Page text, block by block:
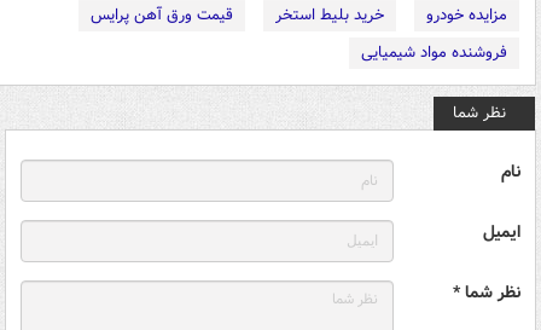
مزایده خودرو
خرید بلیط استخر
قیمت ورق آهن پرایس
فروشنده مواد شیمیایی
نظر شما
نام
ایمیل
نظر شما *